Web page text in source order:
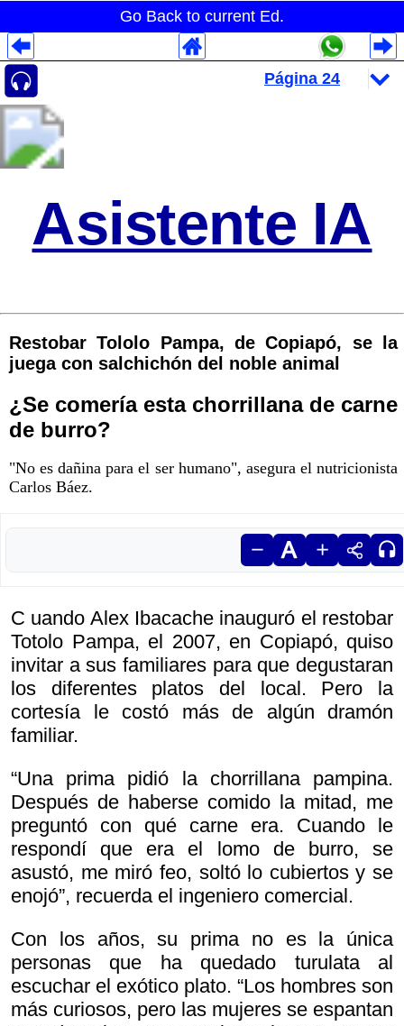
Go Back to current Ed.
Asistente IA
Restobar Tololo Pampa, de Copiapó, se la
juega con salchichón del noble animal
¿Se comería esta chorrillana de carne
de burro?
"No es dañina para el ser humano", asegura el nutricionista
Carlos Báez.
C uando Alex Ibacache inauguró el restobar
Totolo Pampa, el 2007, en Copiapó, quiso
invitar a sus familiares para que degustaran
los diferentes platos del local. Pero la
cortesía le costó más de algún dramón
familiar.
“Una prima pidió la chorrillana pampina.
Después de haberse comido la mitad, me
preguntó con qué carne era. Cuando le
respondí que era el lomo de burro, se
asustó, me miró feo, soltó lo cubiertos y se
enojó”, recuerda el ingeniero comercial.
Con los años, su prima no es la única
personas que ha quedado turulata al
escuchar el exótico plato. “Los hombres son
más curiosos, pero las mujeres se espantan
Despliegues Analytics
Despliegues Totales
Despliegues por Rubros